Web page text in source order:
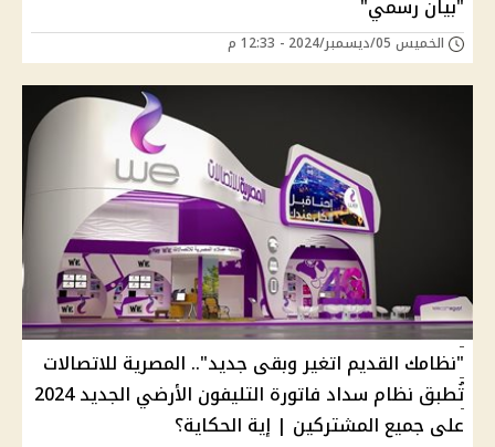
"بيان رسمي"
الخميس 05/ديسمبر/2024 - 12:33 م
"نظامك القديم اتغير وبقى جديد".. المصرية للاتصالات
تُطبق نظام سداد فاتورة التليفون الأرضي الجديد 2024
على جميع المشتركين | إية الحكاية؟